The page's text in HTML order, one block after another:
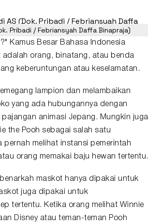
Pribadi / Febriansyah Daffa Binapraja)
Kamus Besar Bahasa Indonesia
adalah orang, binatang, atau benda
keberuntungan atau keselamatan.
lampion dan melambaikan
yang ada hubungannya dengan
animasi Jepang. Mungkin juga
the Pooh sebagai salah satu
pernah melihat instansi pemerintah
orang memakai baju hewan tertentu.
maskot hanya dipakai untuk
juga dipakai untuk
tertentu. Ketika orang melihat Winnie
Disney atau teman-teman Pooh